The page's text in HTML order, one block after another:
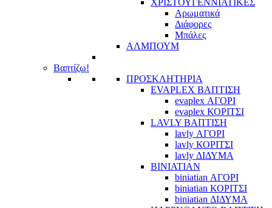
Αρωματικά
Διάφορες
Μπάλες
ΑΛΜΠΟΥΜ
Βαπτίζω!
ΠΡΟΣΚΛΗΤΗΡΙΑ
EVAPLEX ΒΑΠΤΙΣΗ
evaplex ΑΓΟΡΙ
evaplex ΚΟΡΙΤΣΙ
LAVLY ΒΑΠΤΙΣΗ
lavly ΑΓΟΡΙ
lavly ΚΟΡΙΤΣΙ
lavly ΔΙΔΥΜΑ
BINIATIAN
biniatian ΑΓΟΡΙ
biniatian ΚΟΡΙΤΣΙ
biniatian ΔΙΔΥΜΑ